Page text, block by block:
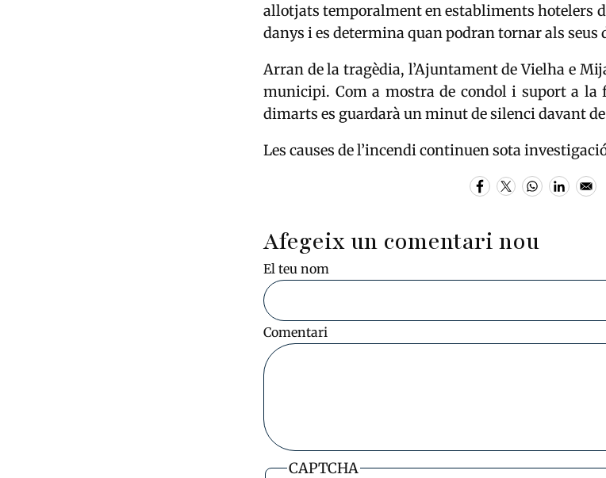
allotjats temporalment en establiments hotelers
danys i es determina quan podran tornar als seus
Arran de la tragèdia, l’Ajuntament de Vielha e
municipi. Com a mostra de condol i suport a
dimarts es guardarà un minut de silenci davant
Les causes de l’incendi continuen sota
Afegeix un comentari nou
El teu nom
Comentari
CAPTCHA